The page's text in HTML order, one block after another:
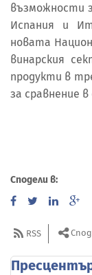
възможности
Испания и
новата
винарския
продукти в
за сравнение
Сподели в:
RSS